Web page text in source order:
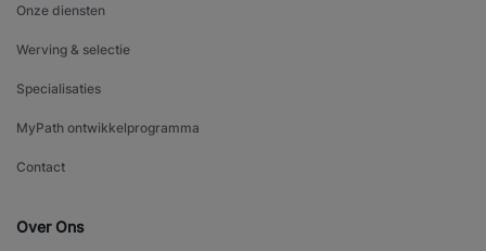
Onze diensten
Werving & selectie
Specialisaties
MyPath ontwikkelprogramma
Contact
Over Ons